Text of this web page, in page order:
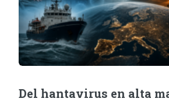
Del hantavirus en alta